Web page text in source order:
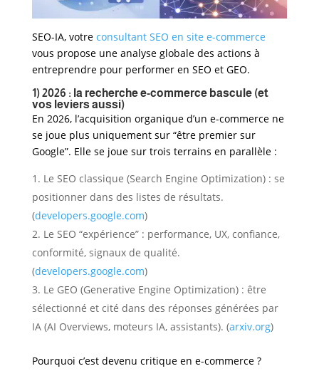
SEO-IA, votre consultant SEO en site e-commerce
vous propose une analyse globale des actions à
entreprendre pour performer en SEO et GEO.
1) 2026 : la recherche e-commerce bascule (et
vos leviers aussi)
En 2026, l’acquisition organique d’un e-commerce ne
se joue plus uniquement sur “être premier sur
Google”. Elle se joue sur trois terrains en parallèle :
Le SEO classique (Search Engine Optimization) : se
positionner dans des listes de résultats.
(developers.google.com)
Le SEO “expérience” : performance, UX, confiance,
conformité, signaux de qualité.
(developers.google.com)
Le GEO (Generative Engine Optimization) : être
sélectionné et cité dans des réponses générées par
IA (AI Overviews, moteurs IA, assistants). (arxiv.org)
Pourquoi c’est devenu critique en e-commerce ?